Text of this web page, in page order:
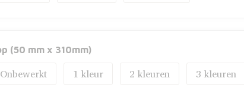
(50 mm x 310mm)
Onbewerkt 1 2
3